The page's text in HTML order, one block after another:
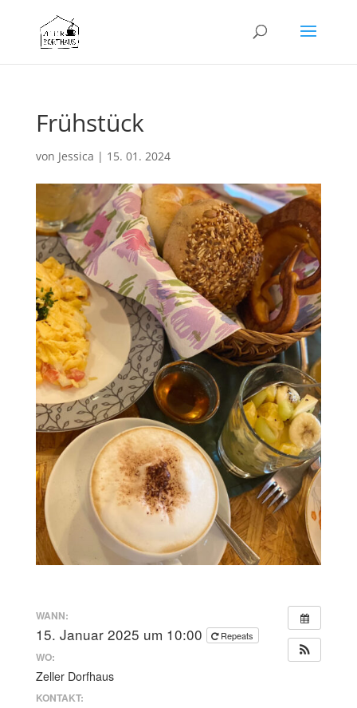
Frühstück
von Jessica | 15. 01. 2024
WANN:
15. Januar 2025 um 10:00 Repeats
WO:
Zeller Dorfhaus
KONTAKT: